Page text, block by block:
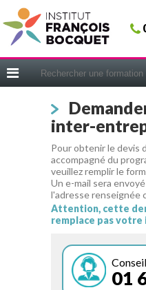
Fermer
ACCUEIL
CERIFICATIONS
INTRAS | SUR-MESURE
COACHING
EN PRATIQUE
NOUS CONNAÎTRE
CONSEILS MICRO-
WEBINAIRES
QUESTIONNAIRE GRATUIT
inter-
Pour obtenir le devis
accompagné du
veuillez remplir le
Un e-mail sera
l'adresse renseignée
Attention, cette
remplace pas
01